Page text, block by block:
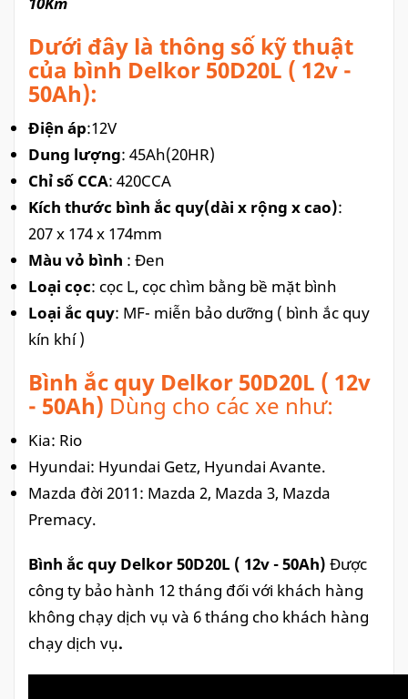
Dưới đây là thông số kỹ thuật
của bình Delkor 50D20L ( 12v -
50Ah):
Điện áp:12V
Dung lượng: 45Ah(20HR)
Chỉ số CCA: 420CCA
Kích thước bình ắc quy(dài x rộng x cao):
207 x 174 x 174mm
Màu vỏ bình : Đen
Loại cọc: cọc L, cọc chìm bằng bề mặt bình
Loại ắc quy: MF- miễn bảo dưỡng ( bình ắc quy
kín khí )
Bình ắc quy Delkor 50D20L ( 12v
- 50Ah) Dùng cho các xe như:
Kia: Rio
Hyundai: Hyundai Getz, Hyundai Avante.
Mazda đời 2011: Mazda 2, Mazda 3, Mazda
Premacy.
Bình ắc quy Delkor 50D20L ( 12v - 50Ah) Được
công ty bảo hành 12 tháng đối với khách hàng
không chạy dịch vụ và 6 tháng cho khách hàng
chạy dịch vụ.